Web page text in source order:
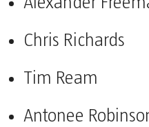
Chris Richards
Tim Ream
Antonee